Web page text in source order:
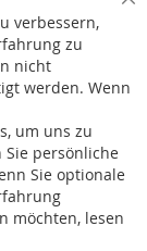
verbessern,
zu
nicht
werden. Wenn
um uns zu
persönliche
Sie optionale
möchten, lesen